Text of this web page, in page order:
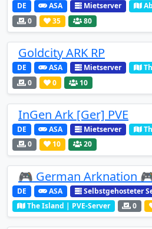
DE ASA Mietserver
0
35 80
Goldcity ARK RP
DE ASA Mietserver
0
0 10
InGen Ark [Ger] PVE
DE ASA Mietserver
0
10 20
🎮 German Arknation
DE ASA
Selbstgehosteter
The Island | PVE-Server
0